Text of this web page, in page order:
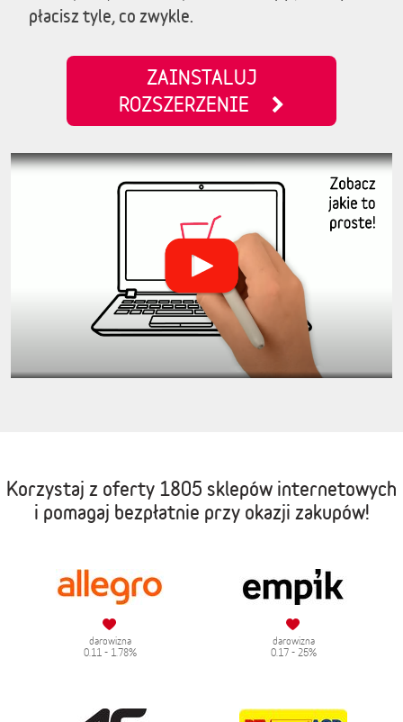
płacisz tyle, co zwykle.
ZAINSTALUJ
ROZSZERZENIE
Korzystaj z oferty 1805 sklepów internetowych
i pomagaj bezpłatnie przy okazji zakupów!
darowizna
0.11 - 1.78%
darowizna
0.17 - 25%